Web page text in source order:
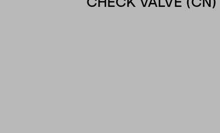
CHECK VALVE (CN)